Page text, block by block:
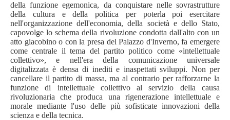
della funzione egemonica, da conquistare nelle sovrastrutture
della cultura e della politica per poterla poi esercitare
nell'organizzazione dell'economia, della società e dello Stato,
capovolge lo schema della rivoluzione condotta dall'alto con un
atto giacobino o con la presa del Palazzo d'Inverno, fa emergere
come centrale il tema del partito politico come «intellettuale
collettivo», e nell'era della comunicazione universale
digitalizzata è densa di inediti e inaspettati sviluppi. Non per
cancellare il partito di massa, ma al contrario per rafforzarne la
funzione di intellettuale collettivo al servizio della causa
rivoluzionaria che produca una rigenerazione intellettuale e
morale mediante l'uso delle più sofisticate innovazioni della
scienza e della tecnica.